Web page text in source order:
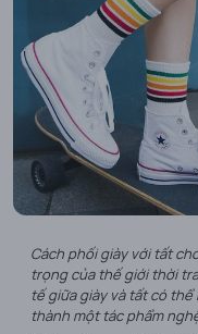
Cách phối giày với tất
trọng của thế giới thời
tế giữa giày và tất có
thành một tác phẩm